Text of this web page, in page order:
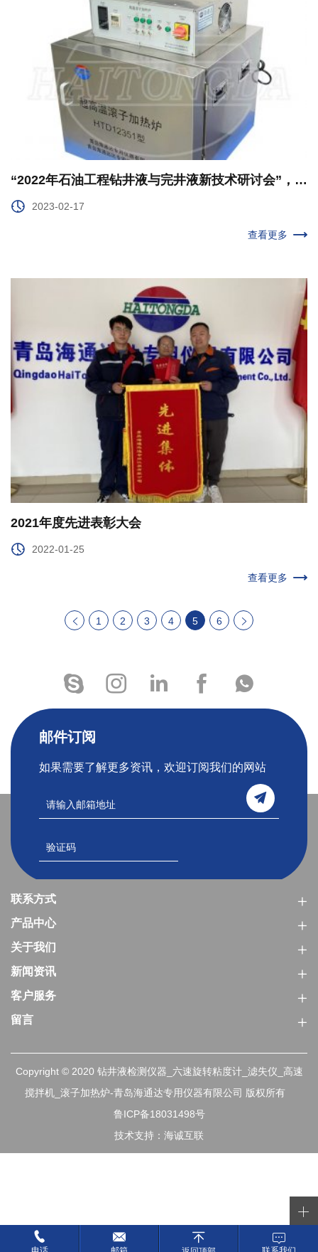
“2022年石油工程钻井液与完井液新技术研讨会”，今年2月22～23日在四川省成都市召开
2023-02-17
查看更多
2021年度先进表彰大会
2022-01-25
查看更多
1 2 3 4 5 6
邮件订阅
如果需要了解更多资讯，欢迎订阅我们的网站
联系方式
产品中心
关于我们
新闻资讯
客户服务
留言
Copyright © 2020 钻井液检测仪器_六速旋转粘度计_滤失仪_高速
搅拌机_滚子加热炉-青岛海通达专用仪器有限公司 版权所有
鲁ICP备18031498号
技术支持：海诚互联